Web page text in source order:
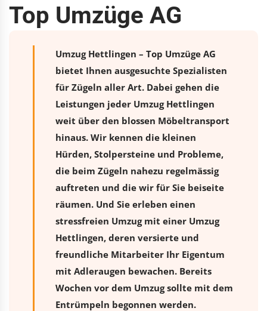
Top Umzüge AG
Umzug Hettlingen – Top Umzüge AG
bietet Ihnen ausgesuchte Spezialisten
für Zügeln aller Art. Dabei gehen die
Leistungen jeder Umzug Hettlingen
weit über den blossen Möbeltransport
hinaus. Wir kennen die kleinen
Hürden, Stolpersteine und Probleme,
die beim Zügeln nahezu regelmässig
auftreten und die wir für Sie beiseite
räumen. Und Sie erleben einen
stressfreien Umzugmit einer Umzug
Hettlingen, deren versierte und
freundliche Mitarbeiter Ihr Eigentum
mit Adleraugen bewachen. Bereits
Wochen vor dem Umzug sollte mit dem
Entrümpeln begonnen werden.